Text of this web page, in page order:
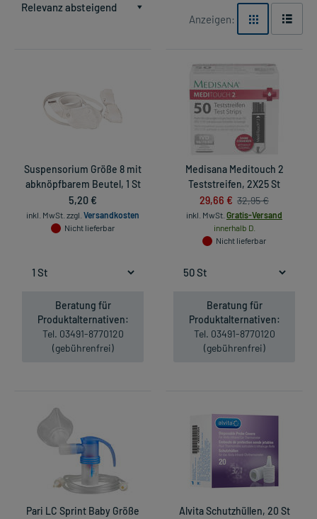
Relevanz absteigend
Anzeigen:
Suspensorium Größe 8 mit
abknöpfbarem Beutel, 1 St
5,20 €
inkl. MwSt. zzgl. Versandkosten
Nicht lieferbar
Beratung für
Produktalternativen:
Tel. 03491-8770120
(gebührenfrei)
Medisana Meditouch 2
Teststreifen, 2X25 St
29,66 € 32,95 €
inkl. MwSt. Gratis-Versand
innerhalb D.
Nicht lieferbar
Beratung für
Produktalternativen:
Tel. 03491-8770120
(gebührenfrei)
Pari LC Sprint Baby Größe
Alvita Schutzhüllen, 20 St